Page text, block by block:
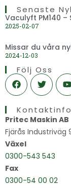
Senaste
Vaculyft PM140
2025-02-07
Missar du våra
2024-12-03
Följ Oss
F
a
c
b
o
o
k
T
w
i
t
e
r
Y
o
u
b
Kontaktinfo
Pritec Maskin AB
Fjärås Industriväg
Växel
0300-543 543
Fax
0300-54 00 02